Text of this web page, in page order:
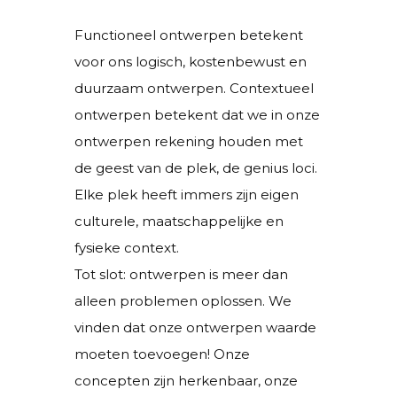
Functioneel ontwerpen betekent
voor ons logisch, kostenbewust en
duurzaam ontwerpen. Contextueel
ontwerpen betekent dat we in onze
ontwerpen rekening houden met
de geest van de plek, de genius loci.
Elke plek heeft immers zijn eigen
culturele, maatschappelijke en
fysieke context.
Tot slot: ontwerpen is meer dan
alleen problemen oplossen. We
vinden dat onze ontwerpen waarde
moeten toevoegen! Onze
concepten zijn herkenbaar, onze